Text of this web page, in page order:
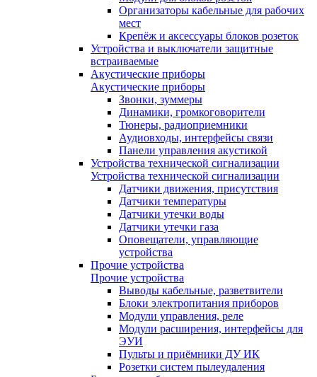
Организаторы кабельные для рабочих
мест
Крепёж и аксессуары блоков розеток
Устройства и выключатели защитные
встраиваемые
Акустические приборы
Акустические приборы
Звонки, зуммеры
Динамики, громкоговорители
Тюнеры, радиоприемники
Аудиовходы, интерфейсы связи
Панели управления акустикой
Устройства технической сигнализации
Устройства технической сигнализации
Датчики движения, присутствия
Датчики температуры
Датчики утечки воды
Датчики утечки газа
Оповещатели, управляющие
устройства
Прочие устройства
Прочие устройства
Выводы кабельные, разветвители
Блоки электропитания приборов
Модули управления, реле
Модули расширения, интерфейсы для
ЭУИ
Пульты и приёмники ДУ ИК
Розетки систем пылеудаления